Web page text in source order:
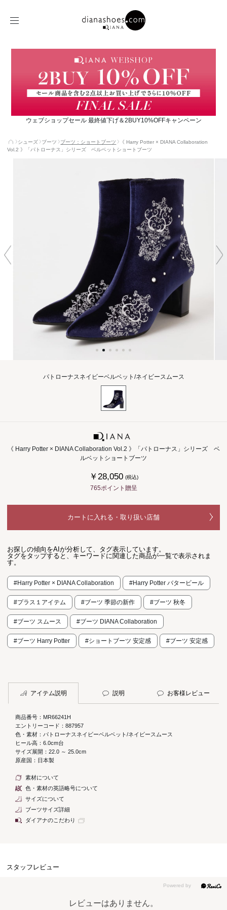
ウェブショップセール 最終値下げ＆2BUY10%OFFキャンペーン
シューズ ブーツ ブーツ：ショートブーツ
《 Harry Potter × DIANA Collaboration
Vol.2 》「パトローナス」シリーズ ベルベットショートブーツ
パトローナスネイビーベルベット/ネイビースムース
《 Harry Potter × DIANA Collaboration Vol.2 》「パトローナス」シリーズ ベ
ルベットショートブーツ
￥28,050 (税込)
765ポイント贈呈
カートに入れる・取り扱い店舗
お探しの傾向をAIが分析して、タグ表示しています。
タグをタップすると、キーワードに関連した商品が一覧で表示されま
す。
#Harry Potter × DIANA Collaboration #Harry Potter バタービール
#プラス１アイテム #ブーツ 季節の新作 #ブーツ 秋冬
#ブーツ スムース #ブーツ DIANA Collaboration
#ブーツ Harry Potter #ショートブーツ 安定感 #ブーツ 安定感
アイテム説明 説明 お客様レビュー
商品番号：MR66241H
エントリーコード：887957
色・素材：パトローナスネイビーベルベット/ネイビースムース
ヒール高：6.0cm台
サイズ展開：22.0 ～ 25.0cm
原産国：日本製
素材について
色・素材の英語略号について
サイズについて
ブーツサイズ詳細
ダイアナのこだわり
スタッフレビュー
レビューはありません。